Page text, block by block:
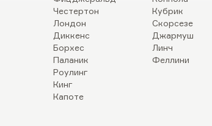
Честертон
Лондон
Диккенс
Борхес
Паланик
Роулинг
Кинг
Капоте
Кубрик
Скорсезе
Джармуш
Линч
Феллини